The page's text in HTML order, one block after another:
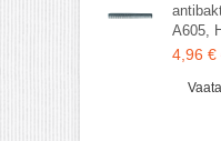
A605,
4,96 €